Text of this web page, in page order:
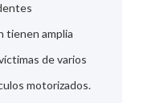
tienen amplia
de varios
motorizados.